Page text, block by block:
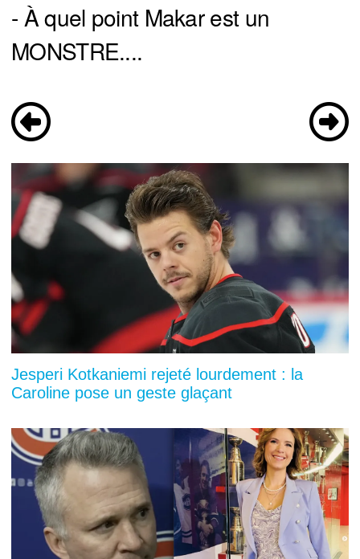
- À quel point Makar est un
MONSTRE....
Jesperi Kotkaniemi rejeté lourdement : la
Caroline pose un geste glaçant